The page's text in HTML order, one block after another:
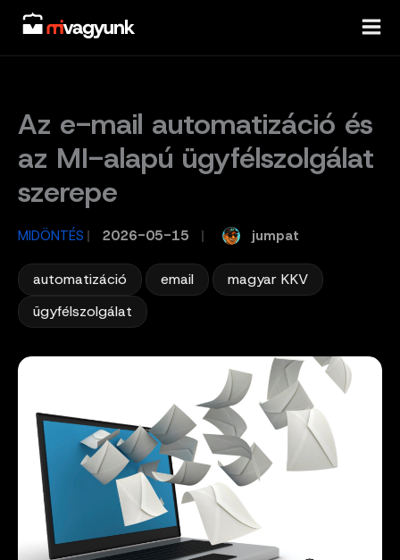
Skip
content
Az e-mail automatizáció és
az MI-alapú ügyfélszolgálat
szerepe
MIDÖNTÉS / 2026-05-15 jumpat
automatizáció email magyar KKV
ügyfélszolgálat